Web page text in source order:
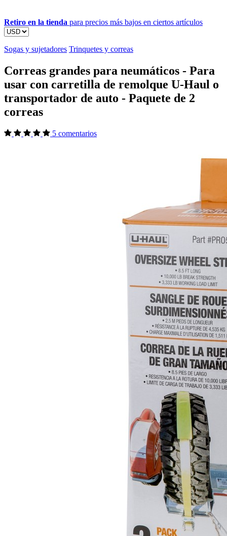
Retiro en la tienda para precios más bajos en ciertos artículos
Sogas y sujetadores Trinquetes y correas
Correas grandes para neumáticos - Para
usar con carretilla de remolque U-Haul o
transportador de auto - Paquete de 2
correas
5 comentarios